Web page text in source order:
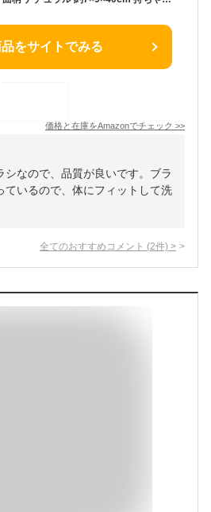
をサイトでみる
価格と在庫をAmazonでチェック >>
シなので、品質が良いです。ブラ
ているので、体にフィットして洗
全てのおすすめコメント (2件) >